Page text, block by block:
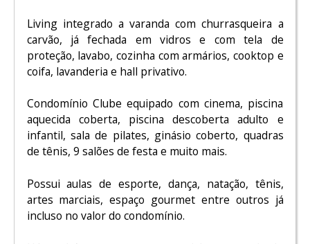
Living integrado a varanda com churrasqueira a
carvão, já fechada em vidros e com tela de
proteção, lavabo, cozinha com armários, cooktop e
coifa, lavanderia e hall privativo.
Condomínio Clube equipado com cinema, piscina
aquecida coberta, piscina descoberta adulto e
infantil, sala de pilates, ginásio coberto, quadras
de tênis, 9 salões de festa e muito mais.
Possui aulas de esporte, dança, natação, tênis,
artes marciais, espaço gourmet entre outros já
incluso no valor do condomínio.